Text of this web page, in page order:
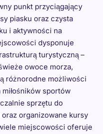
punkt przyciągający
piasku oraz czysta
i aktywności na
dysponuje
turystyczną –
owoce morza,
różnorodne możliwości
sportów
sprzętu do
organizowane kursy
miejscowości oferuje